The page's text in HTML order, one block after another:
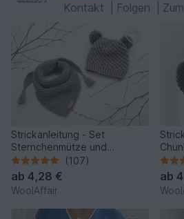
Kontakt
Folgen
Strickanleitung - Set
Sternchenmütze und
Dreieckstuch - No.192 -
(107)
ab 4,28 €
WoolAffair
ab